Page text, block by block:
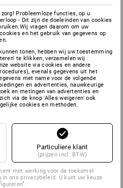
Probleemloze functies, op u
- Dit zijn de doeleinden van cookies
vragen daarom om uw
en het gebruik van gegevens op
tonen, hebben wij uw toestemming
te klikken, verzamelen wij
website via cookies en andere
evenals gegevens uit het
met name voor de volgende
en advertenties, nauwkeurige
en metingen van advertenties en
via de knop 'Alles weigeren' ook
cookies en methoden.
Particuliere klant
(prijzen incl. BTW)
met werking voor de toekomst
in ons privacybeleid. U kunt uw keuze